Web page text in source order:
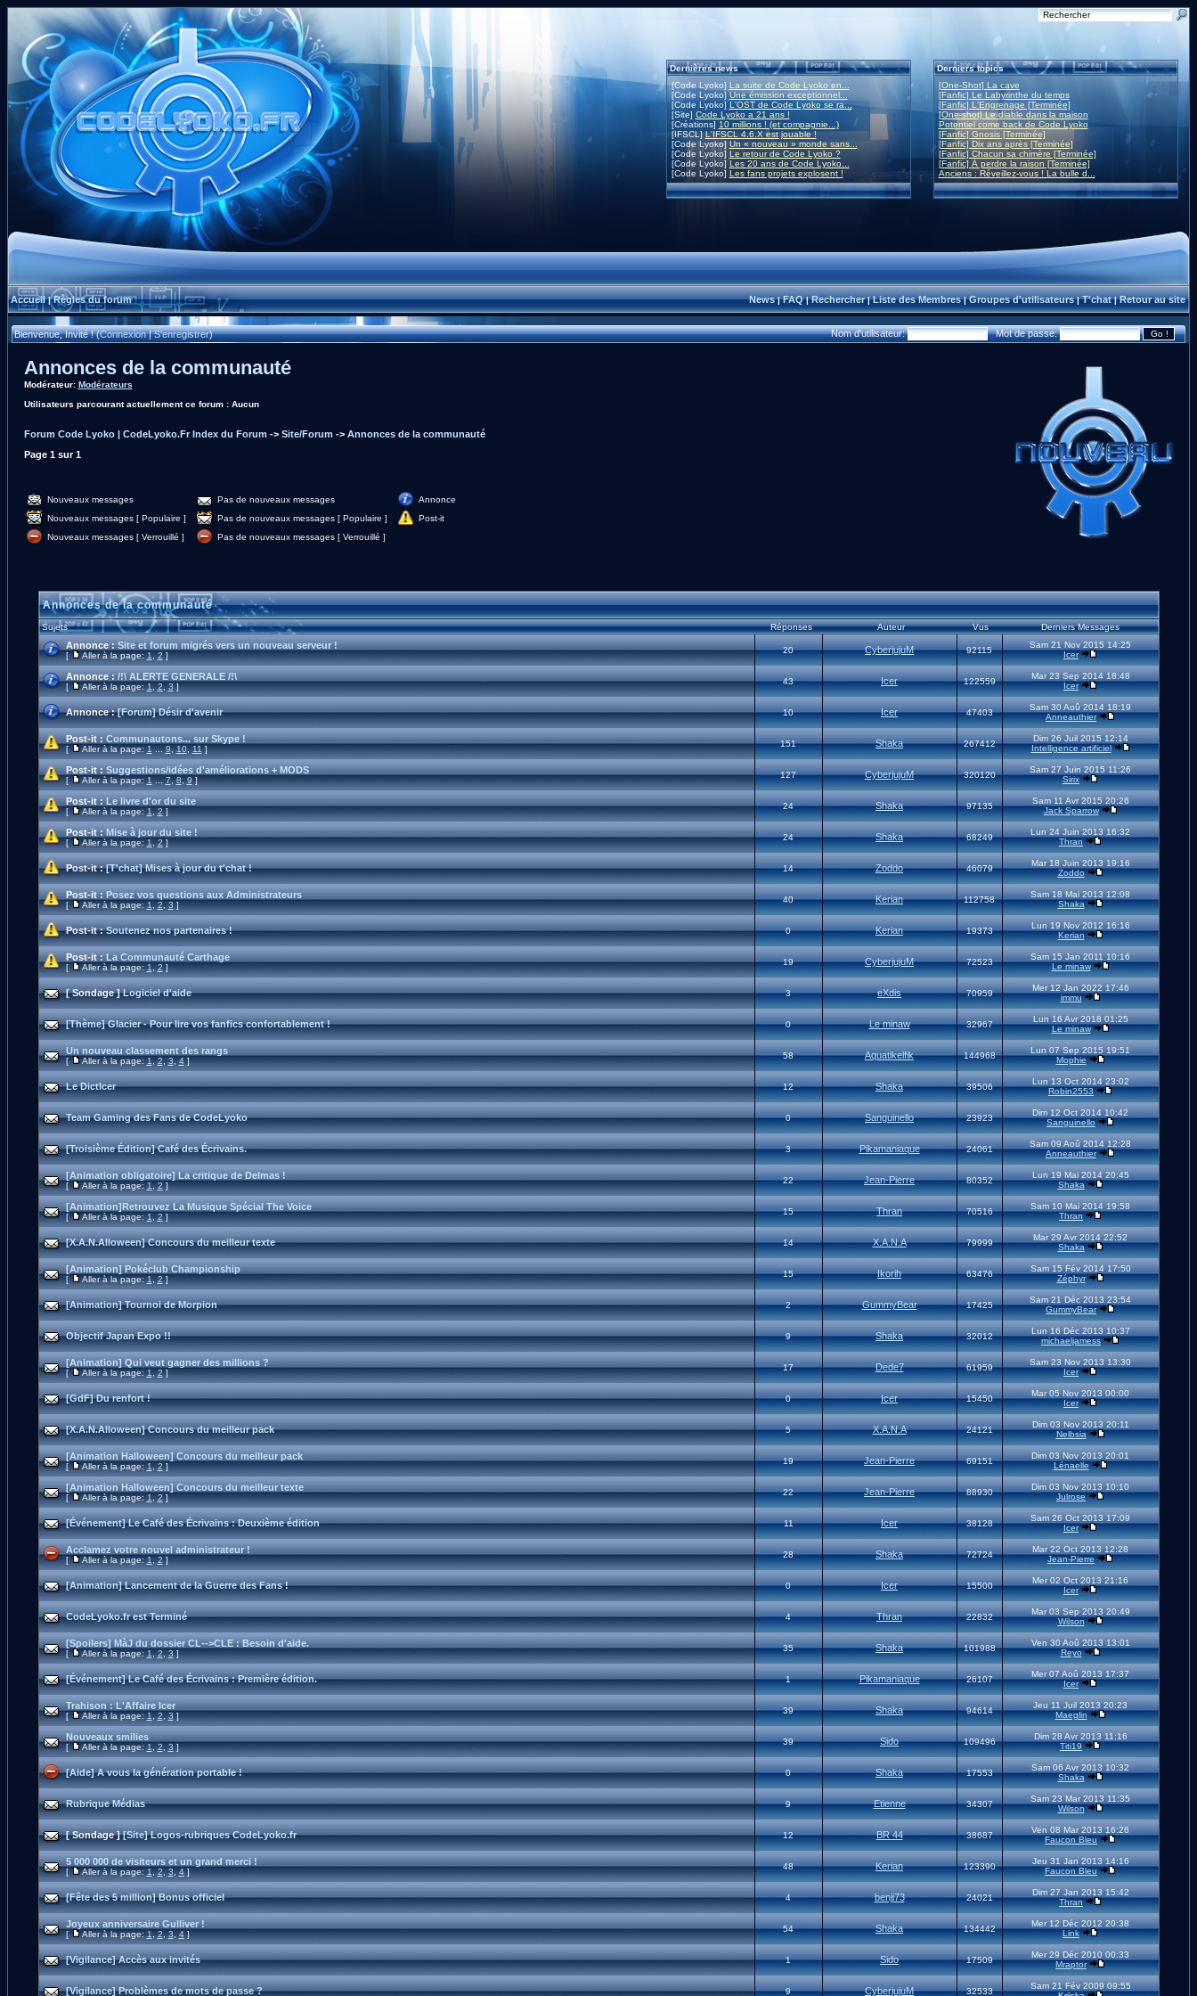
Dernières news
[Code Lyoko] La suite de Code Lyoko en...
[Code Lyoko]Une émission exceptionnel...
[Code Lyoko] L'OST de Code Lyoko se ra...
[Site] Code Lyoko a 21 ans !
[Créations] 10 millions ! (et compagnie...)
[IFSCL]L'IFSCL 4.6.X est jouable !
[Code Lyoko] Un « nouveau » monde sans...
[Code Lyoko] Le retour de Code Lyoko ?
[Code Lyoko] Les 20 ans de Code Lyoko...
[Code Lyoko] Les fans projets explosent !
Derniers topics
[One-Shot] La cave
[Fanfic] Le Labyrinthe du temps
[Fanfic] L'Engrenage [Terminée]
[One-shot] Le diable dans la maison
Potentiel come back de Code Lyoko
[Fanfic] Gnosis [Terminée]
[Fanfic] Dix ans après [Terminée]
[Fanfic] Chacun sa chimère [Terminée]
[Fanfic] À perdre la raison [Terminée]
Anciens : Réveillez-vous ! La bulle d...
Accueil|Règles du forum News|FAQ|Rechercher|Liste des Membres|Groupes d'utilisateurs|T'chat|Retour au site
Bienvenue, Invité ! (Connexion|S'enregistrer) Nom d'utilisateur: Mot de passe:
Annonces de la communauté
Modérateur: Modérateurs
Utilisateurs parcourant actuellement ce forum : Aucun
Forum Code Lyoko | CodeLyoko.Fr Index du Forum -> Site/Forum -> Annonces de la communauté
Page 1sur1
Nouveaux messages Pas de nouveaux messages
Annonce
Nouveaux messages [ Populaire ]
Pas de nouveaux messages [ Populaire ]
Post-it
Nouveaux messages [ Verrouillé ]
Pas de nouveaux messages [ Verrouillé ]
Annonces de la communauté
Sujets Réponses Auteur Vus Derniers Messages
Annonce : Site et forum migrés vers un nouveau serveur !
[ Aller à la page:1,2]
20 CyberjujuM 92115
Sam 21 Nov 2015 14:25
Icer
Annonce : /!\ ALERTE GENERALE /!\
[ Aller à la page:1,2,3]
43 Icer 122559
Mar 23 Sep 2014 18:48
Icer
Annonce : [Forum] Désir d'avenir 10 Icer 47403
Sam 30 Aoû 2014 18:19
Anneauthier
Post-it : Communautons... sur Skype !
[ Aller à la page:1...9,10,11]
151 Shaka 267412
Dim 26 Juil 2015 12:14
Intelligence artificiel
Post-it : Suggestions/idées d'améliorations + MODS
[ Aller à la page:1...7,8,9]
127 CyberjujuM 320120
Sam 27 Juin 2015 11:26
Sirix
Post-it : Le livre d'or du site
[ Aller à la page:1,2]
24 Shaka 97135
Sam 11 Avr 2015 20:26
Jack Sparrow
Post-it : Mise à jour du site !
[ Aller à la page:1,2]
24 Shaka 68249
Lun 24 Juin 2013 16:32
Thran
Post-it : [T'chat] Mises à jour du t'chat ! 14 Zoddo 46079
Mar 18 Juin 2013 19:16
Zoddo
Post-it : Posez vos questions aux Administrateurs
[ Aller à la page:1,2,3]
40 Kerian 112758
Sam 18 Mai 2013 12:08
Shaka
Post-it : Soutenez nos partenaires ! 0 Kerian 19373
Lun 19 Nov 2012 16:16
Kerian
Post-it : La Communauté Carthage
[ Aller à la page:1,2]
19 CyberjujuM 72523
Sam 15 Jan 2011 10:16
Le minaw
[ Sondage ] Logiciel d'aide 3 eXdis 70959
Mer 12 Jan 2022 17:46
immu
[Thème] Glacier - Pour lire vos fanfics confortablement ! 0 Le minaw 32967
Lun 16 Avr 2018 01:25
Le minaw
Un nouveau classement des rangs
[ Aller à la page:1,2,3,4]
58 Aquatikelfik 144968
Lun 07 Sep 2015 19:51
Mophie
Le DictIcer 12 Shaka 39506
Lun 13 Oct 2014 23:02
Robin2553
Team Gaming des Fans de CodeLyoko 0 Sanguinello 23923
Dim 12 Oct 2014 10:42
Sanguinello
[Troisième Édition] Café des Écrivains. 3 Pikamaniaque 24061
Sam 09 Aoû 2014 12:28
Anneauthier
[Animation obligatoire] La critique de Delmas !
[ Aller à la page:1,2]
22 Jean-Pierre 80352
Lun 19 Mai 2014 20:45
Shaka
[Animation]Retrouvez La Musique Spécial The Voice
[ Aller à la page:1,2]
15 Thran 70516
Sam 10 Mai 2014 19:58
Thran
[X.A.N.Alloween] Concours du meilleur texte 14 X.A.N.A 79999
Mar 29 Avr 2014 22:52
Shaka
[Animation] Pokéclub Championship
[ Aller à la page:1,2]
15 Ikorih 63476
Sam 15 Fév 2014 17:50
Zéphyr
[Animation] Tournoi de Morpion 2 GummyBear 17425
Sam 21 Déc 2013 23:54
GummyBear
Objectif Japan Expo !! 9 Shaka 32012
Lun 16 Déc 2013 10:37
michaeljamess
[Animation] Qui veut gagner des millions ?
[ Aller à la page:1,2]
17 Dede7 61959
Sam 23 Nov 2013 13:30
Icer
[GdF] Du renfort ! 0 Icer 15450
Mar 05 Nov 2013 00:00
Icer
[X.A.N.Alloween] Concours du meilleur pack 5 X.A.N.A 24121
Dim 03 Nov 2013 20:11
Nelbsia
[Animation Halloween] Concours du meilleur pack
[ Aller à la page:1,2]
19 Jean-Pierre 69151
Dim 03 Nov 2013 20:01
Lénaelle
[Animation Halloween] Concours du meilleur texte
[ Aller à la page:1,2]
22 Jean-Pierre 88930
Dim 03 Nov 2013 10:10
Julrose
[Événement] Le Café des Écrivains : Deuxième édition 11 Icer 38128
Sam 26 Oct 2013 17:09
Icer
Acclamez votre nouvel administrateur !
[ Aller à la page:1,2]
28 Shaka 72724
Mar 22 Oct 2013 12:28
Jean-Pierre
[Animation] Lancement de la Guerre des Fans ! 0 Icer 15500
Mer 02 Oct 2013 21:16
Icer
CodeLyoko.fr est Terminé 4 Thran 22832
Mar 03 Sep 2013 20:49
Wilson
[Spoilers] MàJ du dossier CL-->CLE : Besoin d'aide.
[ Aller à la page:1,2,3]
35 Shaka 101988
Ven 30 Aoû 2013 13:01
Reyo
[Événement] Le Café des Écrivains : Première édition. 1 Pikamaniaque 26107
Mer 07 Aoû 2013 17:37
Icer
Trahison : L'Affaire Icer
[ Aller à la page:1,2,3]
39 Shaka 94614
Jeu 11 Juil 2013 20:23
Maeglin
Nouveaux smilies
[ Aller à la page:1,2,3]
39 Sido 109496
Dim 28 Avr 2013 11:16
Titi19
[Aide] A vous la génération portable ! 0 Shaka 17553
Sam 06 Avr 2013 10:32
Shaka
Rubrique Médias 9 Etienne 34307
Sam 23 Mar 2013 11:35
Wilson
[ Sondage ] [Site] Logos-rubriques CodeLyoko.fr 12 BR 44 38687
Ven 08 Mar 2013 16:26
Faucon Bleu
5 000 000 de visiteurs et un grand merci !
[ Aller à la page:1,2,3,4]
48 Kerian 123390
Jeu 31 Jan 2013 14:16
Faucon Bleu
[Fête des 5 million] Bonus officiel 4 benji73 24021
Dim 27 Jan 2013 15:42
Thran
Joyeux anniversaire Gulliver !
[ Aller à la page:1,2,3,4]
54 Shaka 134442
Mer 12 Déc 2012 20:38
Link
[Vigilance] Accès aux invités 1 Sido 17509
Mer 29 Déc 2010 00:33
Mraptor
[Vigilance] Problèmes de mots de passe ? 9 CyberjujuM 32533
Sam 21 Fév 2009 09:55